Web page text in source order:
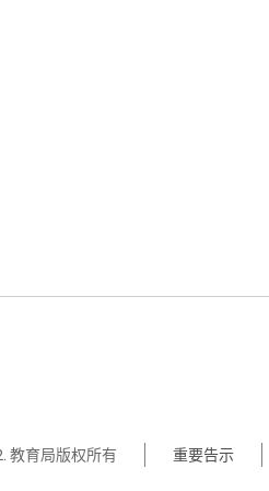
教育局版权所有
重要告示